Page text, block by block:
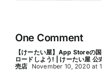
One Comment
【けーたい屋】App Storeの
ロードしよう! | けーたい屋 公
売店
November 10, 2020 at